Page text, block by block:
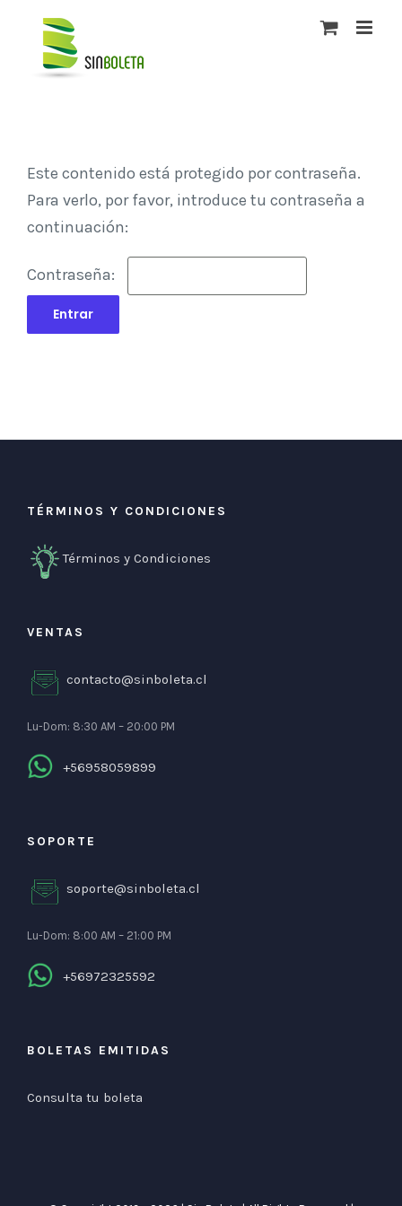
contenido
Este contenido está protegido por contraseña.
Para verlo, por favor, introduce tu contraseña a
continuación:
Contraseña:
TÉRMINOS Y CONDICIONES
Términos y Condiciones
VENTAS
contacto@sinboleta.cl
Lu-Dom: 8:30 AM – 20:00 PM
+56958059899
SOPORTE
soporte@sinboleta.cl
Lu-Dom: 8:00 AM – 21:00 PM
+56972325592
BOLETAS EMITIDAS
Consulta tu boleta